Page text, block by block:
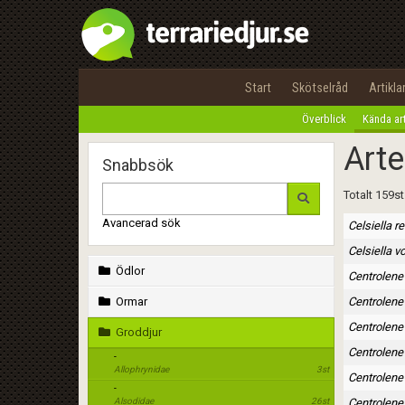
Start Skötselråd Artiklar
Överblick Kända
Snabbsök
Avancerad sök
Ödlor
Ormar
Groddjur
3st
-
Allophrynidae
26st
-
Alsodidae
Totalt
Celsiella
Celsiella